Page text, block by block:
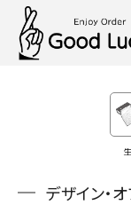
デザイン・